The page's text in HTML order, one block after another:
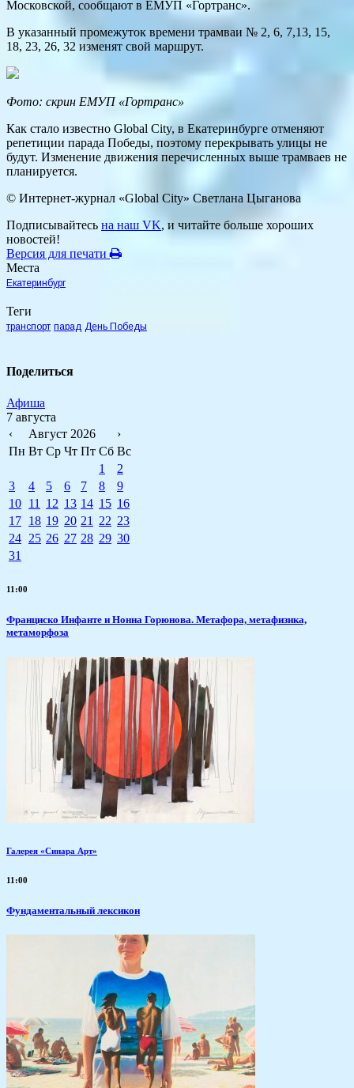
Московской, сообщают в ЕМУП «Гортранс».
В указанный промежуток времени трамваи № 2, 6, 7,13, 15,
18, 23, 26, 32 изменят свой маршрут.
Фото: скрин ЕМУП «Гортранс»
Как стало известно Global City, в Екатеринбурге отменяют
репетиции парада Победы, поэтому перекрывать улицы не
будут. Изменение движения перечисленных выше трамваев не
планируется.
© Интернет-журнал «Global City» Светлана Цыганова
Подписывайтесь на наш VK, и читайте больше хороших
новостей!
Версия для печати
Места
Екатеринбург
Теги
транспорт парад День Победы
Поделиться
Афиша
7 августа
‹
Август 2026
›
Пн Вт Ср Чт Пт Сб Вс
1
2
3
4 5 6 7 8
9
10 11 12 13 14 15 16
17 18 19 20 21 22 23
24 25 26 27 28 29 30
31
11:00
Франциско Инфанте и Нонна Горюнова. Метафора, метафизика,
метаморфоза
Галерея «Синара Арт»
11:00
Фундаментальный лексикон